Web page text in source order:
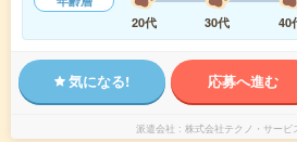
20代
30代 40
気になる! 応募へ進む
派遣会社 株式会社テクノ・サー